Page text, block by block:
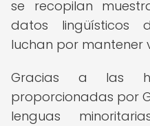
se recopilan
datos lingüísticos
luchan por mantener
Gracias a las
proporcionadas por
lenguas